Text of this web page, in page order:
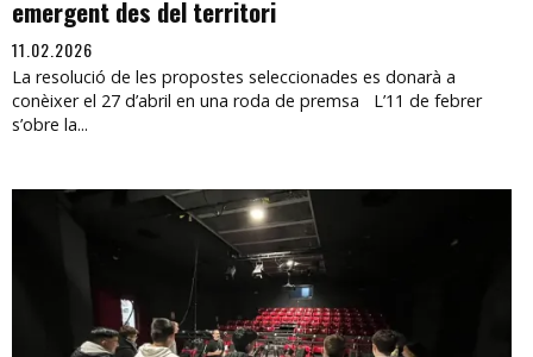
emergent des del territori
11.02.2026
La resolució de les propostes seleccionades es donarà a
conèixer el 27 d’abril en una roda de premsa L’11 de febrer
s’obre la...